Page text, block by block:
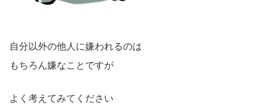
自分以外の他人に嫌われるのは
もちろん嫌なことですが
よく考えてみてください